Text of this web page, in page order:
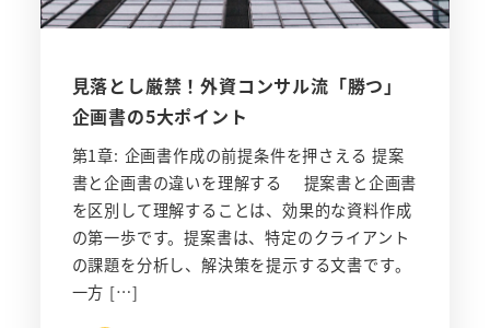
見落とし厳禁！外資コンサル流「勝つ」
企画書の5大ポイント
第1章: 企画書作成の前提条件を押さえる 提案
書と企画書の違いを理解する 提案書と企画書
を区別して理解することは、効果的な資料作成
の第一歩です。提案書は、特定のクライアント
の課題を分析し、解決策を提示する文書です。
一方 […]